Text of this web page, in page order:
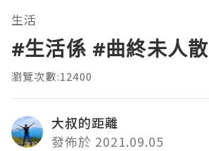
生活
#生活係 #曲終未人散
瀏覽次數:12400
大叔的距離
發佈於 2021.09.05